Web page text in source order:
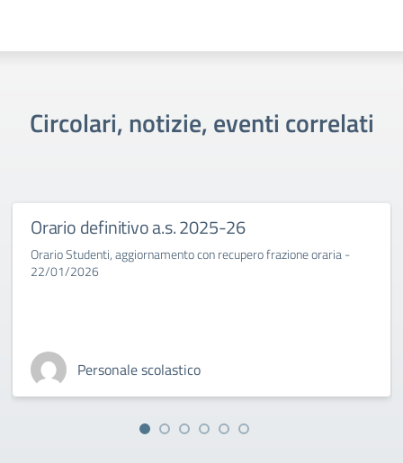
Circolari, notizie, eventi correlati
Orario definitivo a.s. 2025-26
Orario Studenti, aggiornamento con recupero frazione oraria -
22/01/2026
Personale scolastico